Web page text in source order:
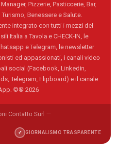
Pizzerie, Pasticcerie, Bar,
Benessere e Salute.
integrato con tutti i mezzi del
Italia a Tavola e CHECK-IN, le
e Telegram, le newsletter
ed appassionati, i canali video
social (Facebook, Linkedin,
Telegram, Flipboard) e il canale
©® 2026
Contatto Surl —
✓ GIORNALISMO TRASPARENTE